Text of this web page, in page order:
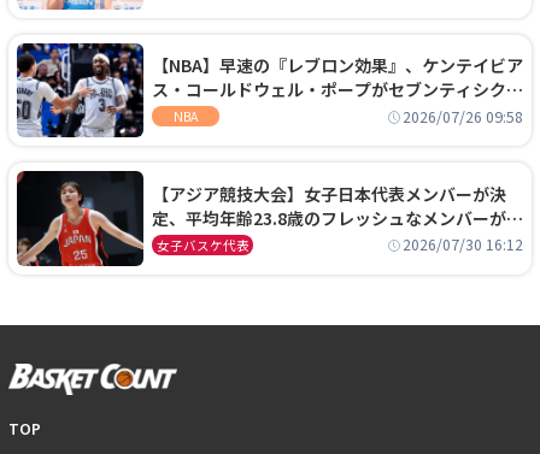
【NBA】早速の『レブロン効果』、ケンテイビア
ス・コールドウェル・ポープがセブンティシクサ
ーズに1年契約で加入
NBA 2026/07/26 09:58
【アジア競技大会】女子日本代表メンバーが決
定、平均年齢23.8歳のフレッシュなメンバーが日
本開催の大舞台で頂点を狙う
女子バスケ代表 2026/07/30 16:12
TOP